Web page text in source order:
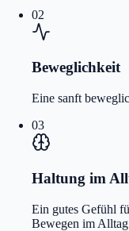
02
Beweglichkeit
Eine sanft
03
Haltung im
Ein gutes Gefühl
Bewegen im